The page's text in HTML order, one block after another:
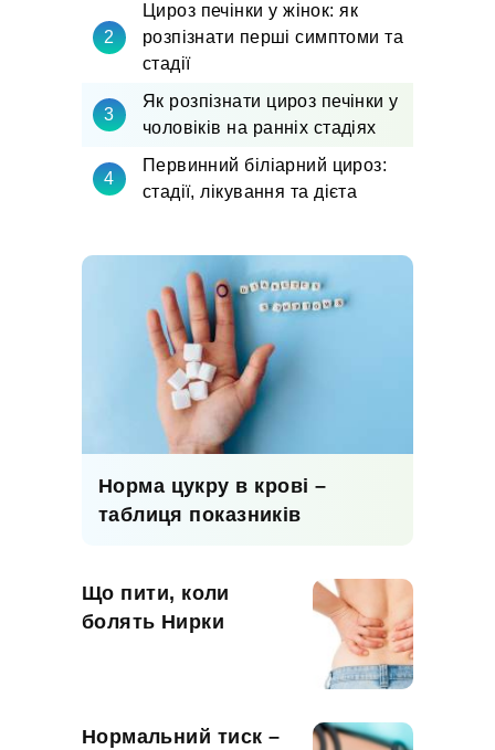
Цироз печінки у жінок: як
розпізнати перші симптоми та
стадії
Як розпізнати цироз печінки у
чоловіків на ранніх стадіях
Первинний біліарний цироз:
стадії, лікування та дієта
Норма цукру в крові –
таблиця показників
Що пити, коли
болять Нирки
Нормальний тиск –